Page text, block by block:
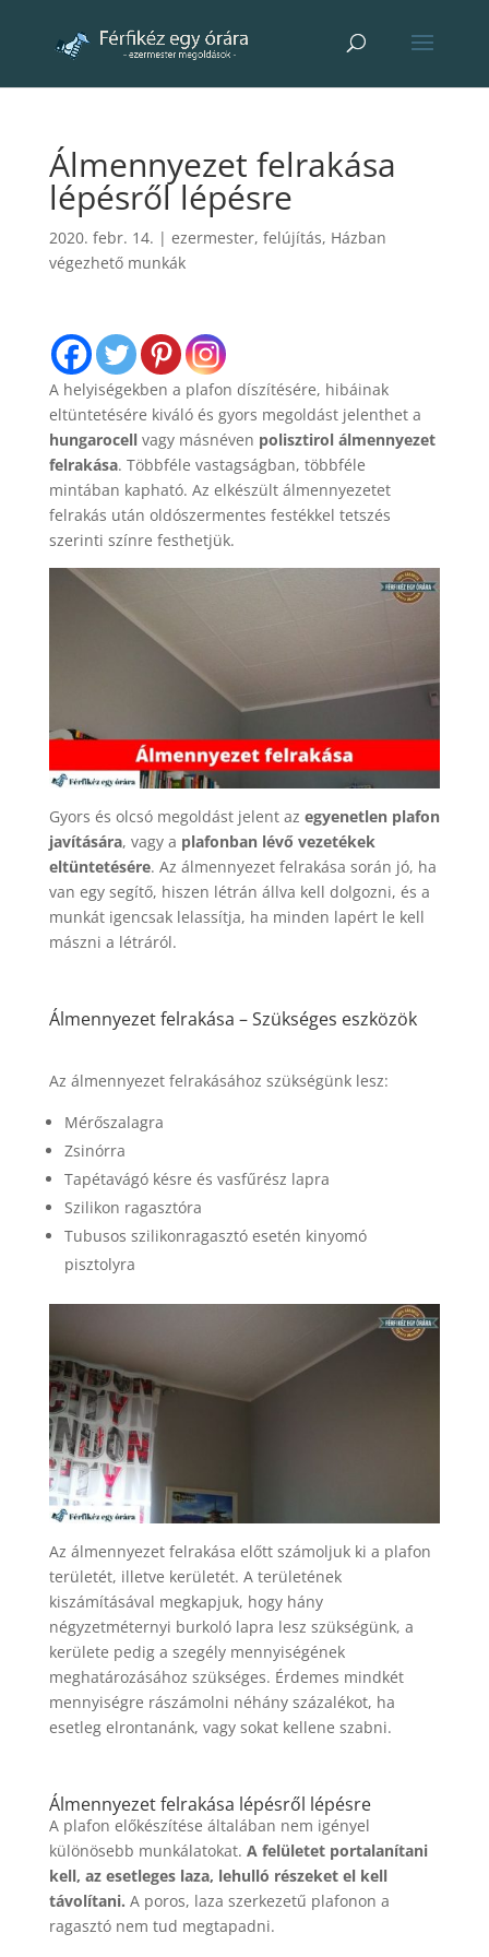
Álmennyezet felrakása
lépésről lépésre
2020. febr. 14. | ezermester, felújítás, Házban
végezhető munkák
A helyiségekben a plafon díszítésére, hibáinak
eltüntetésére kiváló és gyors megoldást jelenthet a
hungarocellvagy másnéven polisztirol álmennyezet
felrakása. Többféle vastagságban, többféle
mintában kapható. Az elkészült álmennyezetet
felrakás után oldószermentes festékkel tetszés
szerinti színre festhetjük.
Gyors és olcsó megoldást jelent az egyenetlen plafon
javítására, vagy a plafonban lévő vezetékek
eltüntetésére. Az álmennyezet felrakása során jó, ha
van egy segítő, hiszen létrán állva kell dolgozni, és a
munkát igencsak lelassítja, ha minden lapért le kell
mászni a létráról.
Álmennyezet felrakása – Szükséges eszközök
Az álmennyezet felrakásához szükségünk lesz:
Mérőszalagra
Zsinórra
Tapétavágó késre és vasfűrész lapra
Szilikon ragasztóra
Tubusos szilikonragasztó esetén kinyomó
pisztolyra
Az álmennyezet felrakása előtt számoljuk ki a plafon
területét, illetve kerületét. A területének
kiszámításával megkapjuk, hogy hány
négyzetméternyi burkoló lapra lesz szükségünk, a
kerülete pedig a szegély mennyiségének
meghatározásához szükséges. Érdemes mindkét
mennyiségre rászámolni néhány százalékot, ha
esetleg elrontanánk, vagy sokat kellene szabni.
Álmennyezet felrakása lépésről lépésre
A plafon előkészítése általában nem igényel
különösebb munkálatokat. A felületet portalanítani
kell, az esetleges laza, lehulló részeket el kell
távolítani. A poros, laza szerkezetű plafonon a
ragasztó nem tud megtapadni.